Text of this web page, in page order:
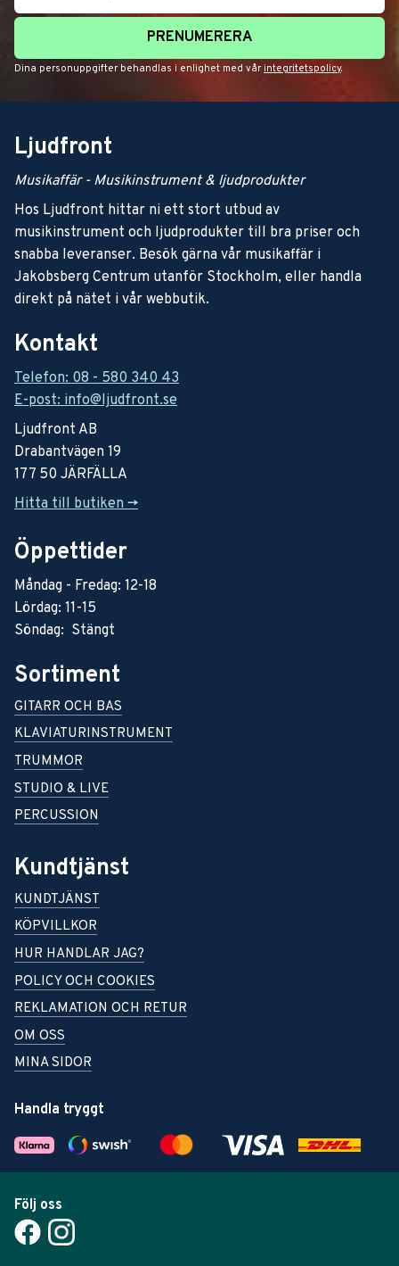
PRENUMERERA
Dina personuppgifter behandlas i enlighet med vår integritetspolicy.
Ljudfront
Musikaffär - Musikinstrument & ljudprodukter
Hos Ljudfront hittar ni ett stort utbud av
musikinstrument och ljudprodukter till bra priser och
snabba leveranser. Besök gärna vår musikaffär i
Jakobsberg Centrum utanför Stockholm, eller handla
direkt på nätet i vår webbutik.
Kontakt
Telefon: 08 - 580 340 43
E-post: info@ljudfront.se
Ljudfront AB
Drabantvägen 19
177 50 JÄRFÄLLA
Hitta till butiken ->
Öppettider
Måndag - Fredag: 12-18
Lördag: 11-15
Söndag: Stängt
Sortiment
GITARR OCH BAS
KLAVIATURINSTRUMENT
TRUMMOR
STUDIO & LIVE
PERCUSSION
Kundtjänst
KUNDTJÄNST
KÖPVILLKOR
HUR HANDLAR JAG?
POLICY OCH COOKIES
REKLAMATION OCH RETUR
OM OSS
MINA SIDOR
Handla tryggt
Följ oss